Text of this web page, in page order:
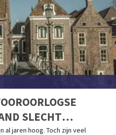
SLECHT
al jaren hoog. Toch zijn veel